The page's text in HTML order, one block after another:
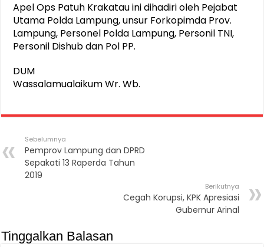
Apel Ops Patuh Krakatau ini dihadiri oleh Pejabat
Utama Polda Lampung, unsur Forkopimda Prov.
Lampung, Personel Polda Lampung, Personil TNI,
Personil Dishub dan Pol PP.
DUM
Wassalamualaikum Wr. Wb.
Sebelumnya
Pemprov Lampung dan DPRD
Sepakati 13 Raperda Tahun
2019
Berikutnya
Cegah Korupsi, KPK Apresiasi
Gubernur Arinal
Tinggalkan Balasan